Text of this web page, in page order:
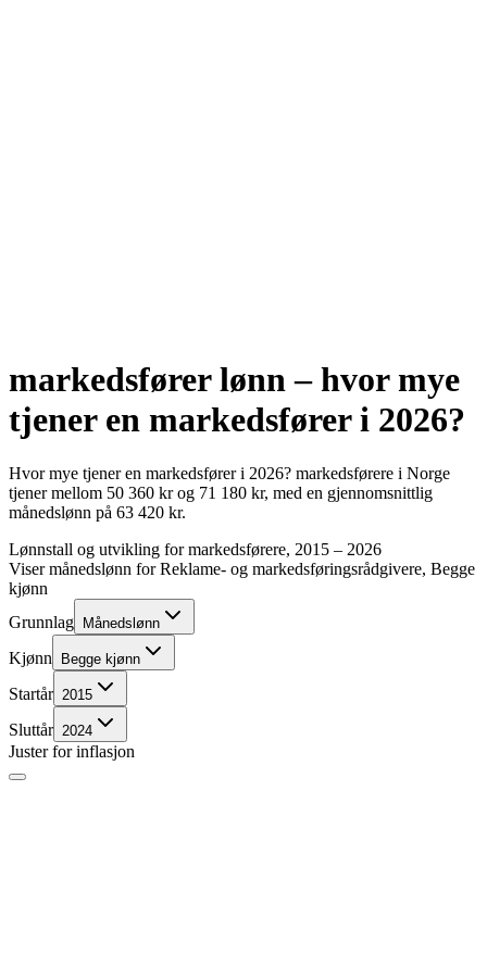
markedsførerlønn – hvor mye
tjener en markedsføreri 2026?
Hvor mye tjener en markedsføreri 2026? markedsførere i Norge
tjener mellom 50 360 krog 71 180 kr, med en gjennomsnittlig
månedslønn på 63 420 kr.
Lønnstall og utvikling formarkedsførere, 2015 – 2026
Viser månedslønn forReklame- og markedsføringsrådgivere, Begge
kjønn
Grunnlag
Månedslønn
Kjønn Begge kjønn
Startår 2015
Sluttår 2024
Juster for inflasjon